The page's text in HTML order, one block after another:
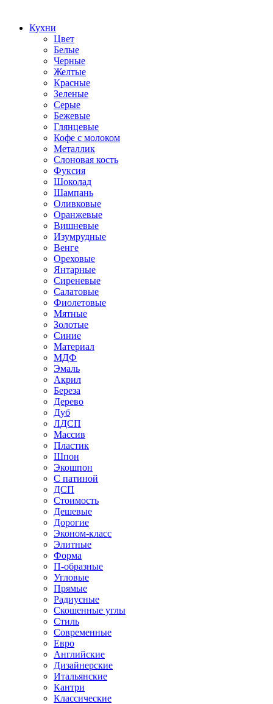
Кухни
Цвет
Белые
Черные
Желтые
Красные
Зеленые
Серые
Бежевые
Глянцевые
Кофе с молоком
Металлик
Слоновая кость
Фуксия
Шоколад
Шампань
Оливковые
Оранжевые
Вишневые
Изумрудные
Венге
Ореховые
Янтарные
Сиреневые
Салатовые
Фиолетовые
Мятные
Золотые
Синие
Материал
МДФ
Эмаль
Акрил
Береза
Дерево
Дуб
ЛДСП
Массив
Пластик
Шпон
Экошпон
С патиной
ДСП
Стоимость
Дешевые
Дорогие
Эконом-класс
Элитные
Форма
П-образные
Угловые
Прямые
Радиусные
Скошенные углы
Стиль
Современные
Евро
Английские
Дизайнерские
Итальянские
Кантри
Классические